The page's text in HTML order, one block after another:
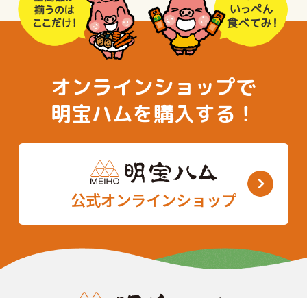
オンラインショップで
明宝ハムを購入する！
公式オンラインショップ